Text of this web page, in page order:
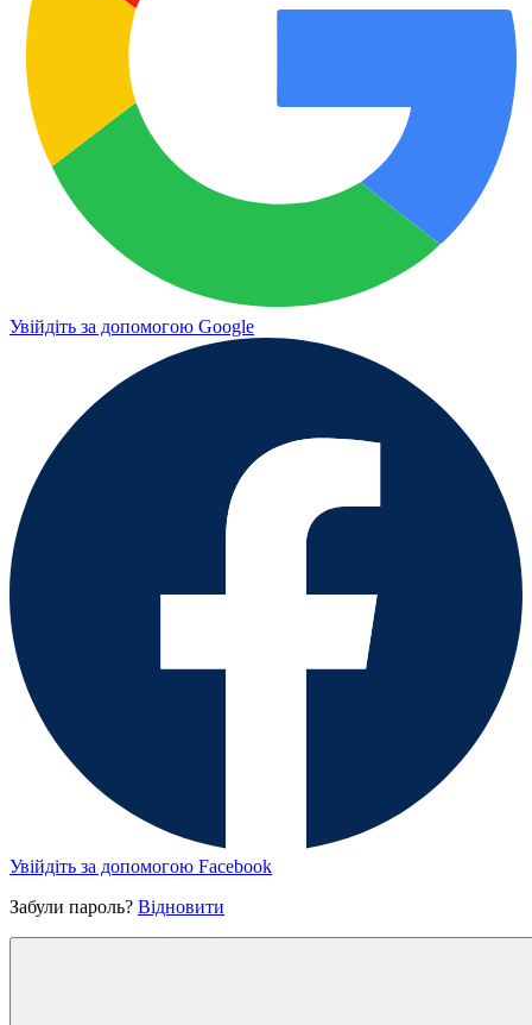
Увійдіть за допомогою Google
Увійдіть за допомогою Facebook
Забули пароль? Відновити